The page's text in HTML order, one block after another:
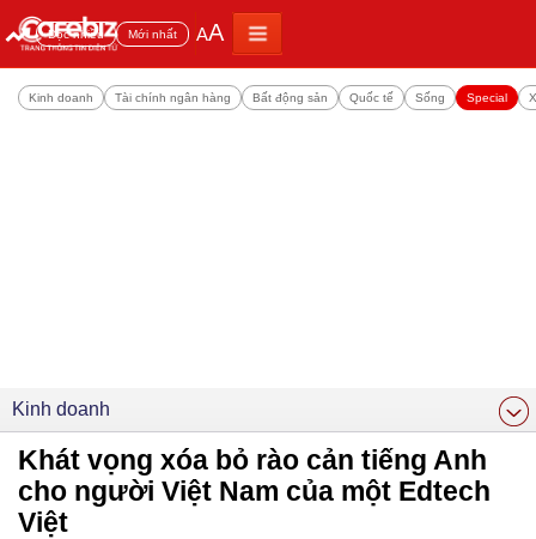
Đọc nhiều Mới nhất AA
Kinh doanh Tài chính ngân hàng Bất động sản Quốc tế Sống Special
Kinh doanh
Khát vọng xóa bỏ rào cản tiếng Anh
cho người Việt Nam của một Edtech
Việt